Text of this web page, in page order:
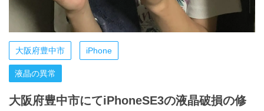
大阪府豊中市 iPhone
液晶の異常
大阪府豊中市にてiPhoneSE3の液晶破損の修